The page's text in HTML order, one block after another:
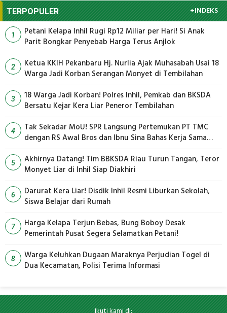
TERPOPULER +INDEKS
1
Petani Kelapa Inhil Rugi Rp12 Miliar per Hari! Si Anak
Parit Bongkar Penyebab Harga Terus Anjlok
2
Ketua KKIH Pekanbaru Hj. Nurlia Ajak Muhasabah Usai 18
Warga Jadi Korban Serangan Monyet di Tembilahan
3
18 Warga Jadi Korban! Polres Inhil, Pemkab dan BKSDA
Bersatu Kejar Kera Liar Peneror Tembilahan
4
Tak Sekadar MoU! SPR Langsung Pertemukan PT TMC
dengan RS Awal Bros dan Ibnu Sina Bahas Kerja Sama
5
Akhirnya Datang! Tim BBKSDA Riau Turun Tangan, Teror
Monyet Liar di Inhil Siap Diakhiri
6
Darurat Kera Liar! Disdik Inhil Resmi Liburkan Sekolah,
Siswa Belajar dari Rumah
7
Harga Kelapa Terjun Bebas, Bung Boboy Desak
Pemerintah Pusat Segera Selamatkan Petani!
8
Warga Keluhkan Dugaan Maraknya Perjudian Togel di
Dua Kecamatan, Polisi Terima Informasi